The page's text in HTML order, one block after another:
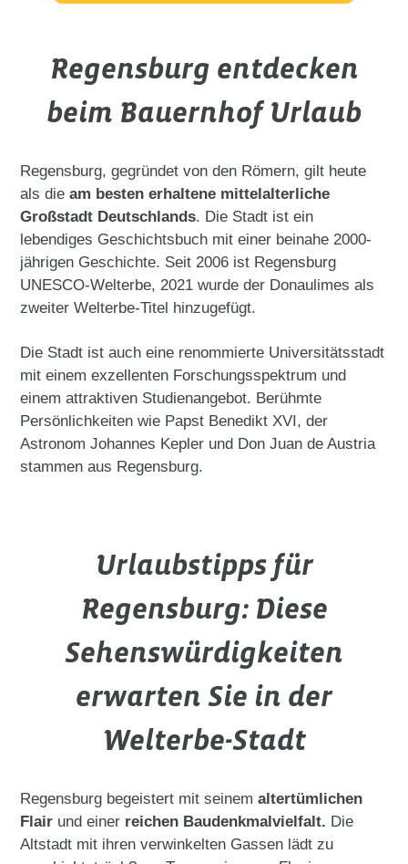
Regensburg entdecken
beim Bauernhof Urlaub
Regensburg, gegründet von den Römern, gilt heute
als dieam besten erhaltene mittelalterliche
Großstadt Deutschlands. Die Stadt ist ein
lebendiges Geschichtsbuch mit einer beinahe 2000-
jährigen Geschichte. Seit 2006 ist Regensburg
UNESCO-Welterbe, 2021 wurde der Donaulimes als
zweiter Welterbe-Titel hinzugefügt.
Die Stadt ist auch eine renommierte Universitätsstadt
mit einem exzellenten Forschungsspektrum und
einem attraktiven Studienangebot. Berühmte
Persönlichkeiten wie Papst Benedikt XVI, der
Astronom Johannes Kepler und Don Juan de Austria
stammen aus Regensburg.
Urlaubstipps für
Regensburg: Diese
Sehenswürdigkeiten
erwarten Sie in der
Welterbe-Stadt
Regensburg begeistert mit seinemaltertümlichen
Flair und einer reichen Baudenkmalvielfalt. Die
Altstadt mit ihren verwinkelten Gassen lädt zu